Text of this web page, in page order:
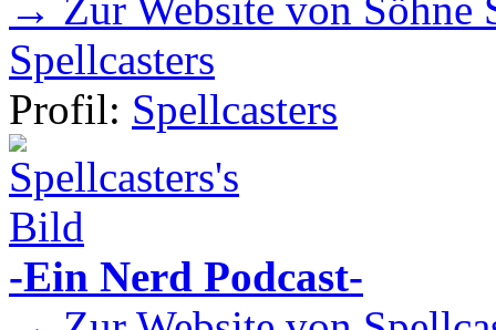
Spellcasters
Profil: Spellcasters
-Ein Nerd Podcast-